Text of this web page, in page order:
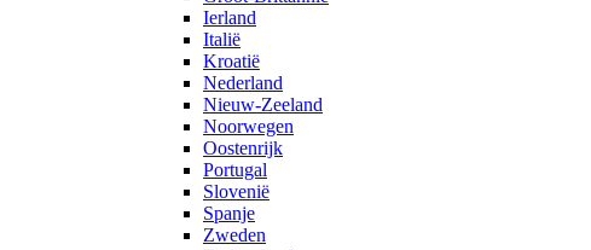
Ierland
Italië
Kroatië
Nederland
Nieuw-Zeeland
Noorwegen
Oostenrijk
Portugal
Slovenië
Spanje
Zweden